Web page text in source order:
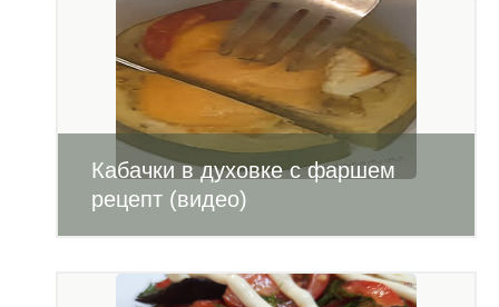
Кабачки в духовке с фаршем
рецепт (видео)